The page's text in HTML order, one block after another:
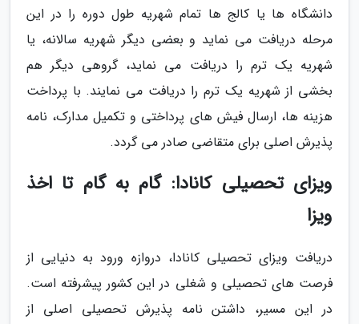
دانشگاه ها یا کالج ها تمام شهریه طول دوره را در این
مرحله دریافت می نماید و بعضی دیگر شهریه سالانه، یا
شهریه یک ترم را دریافت می نماید، گروهی دیگر هم
بخشی از شهریه یک ترم را دریافت می نمایند. با پرداخت
هزینه ها، ارسال فیش های پرداختی و تکمیل مدارک، نامه
پذیرش اصلی برای متقاضی صادر می گردد.
ویزای تحصیلی کانادا: گام به گام تا اخذ
ویزا
دریافت ویزای تحصیلی کانادا، دروازه ورود به دنیایی از
فرصت های تحصیلی و شغلی در این کشور پیشرفته است.
در این مسیر، داشتن نامه پذیرش تحصیلی اصلی از